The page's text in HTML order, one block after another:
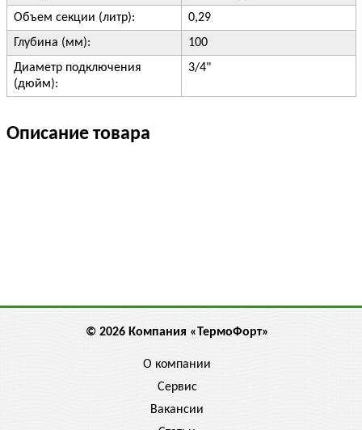
Объем секции (литр):
0,29
Глубина (мм):
100
Диаметр подключения
(дюйм):
3/4"
Описание товара
© 2026 Компания «ТермоФорт»
О компании
Сервис
Вакансии